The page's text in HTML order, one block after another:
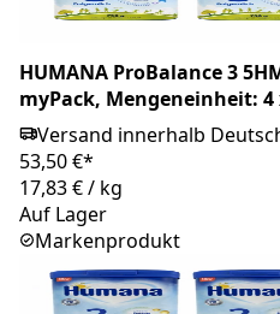
HUMANA ProBalance 3
myPack, Mengeneinheit: 4
Versand innerhalb
53,50 €*
17,83 €/ kg
Auf Lager
Markenprodukt